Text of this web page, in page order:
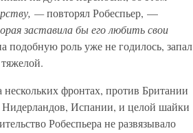
—повторял Робеспьер, —
заставила бы его любить свои
подобную роль уже не годилось, запал
нескольких фронтах, против Британии
Испании, и целой шайки
Робеспьера не развязывало